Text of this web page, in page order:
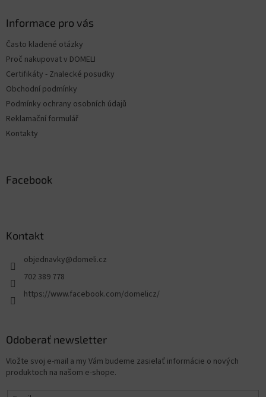
Informace pro vás
Často kladené otázky
Proč nakupovat v DOMELI
Certifikáty - Znalecké posudky
Obchodní podmínky
Podmínky ochrany osobních údajů
Reklamační formulář
Kontakty
Facebook
Kontakt
objednavky@domeli.cz
702 389 778
https://www.facebook.com/domelicz/
Odoberať newsletter
Vložte svoj e-mail a my Vám budeme zasielať informácie o nových
produktoch na našom e-shope.